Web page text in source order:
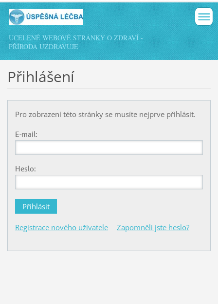
UCELENÉ WEBOVÉ STRÁNKY O ZDRAVÍ -
PŘÍRODA UZDRAVUJE
Přihlášení
Pro zobrazení této stránky se musíte nejprve přihlásit.
E-mail:
Heslo:
Registrace nového uživatele Zapomněli jste heslo?